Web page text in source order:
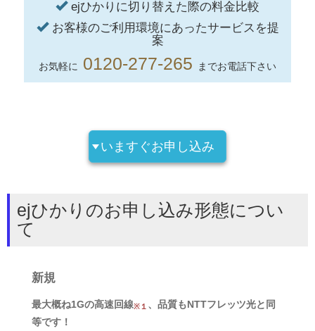
ejひかりに切り替えた際の料金比較
お客様のご利用環境にあったサービスを提
案
お気軽に 0120-277-265 までお電話下さい
いますぐお申し込み
ejひかりのお申し込み形態につい
て
新規
最大概ね1Gの高速回線※１ 、品質もNTTフレッツ光と同
等です！